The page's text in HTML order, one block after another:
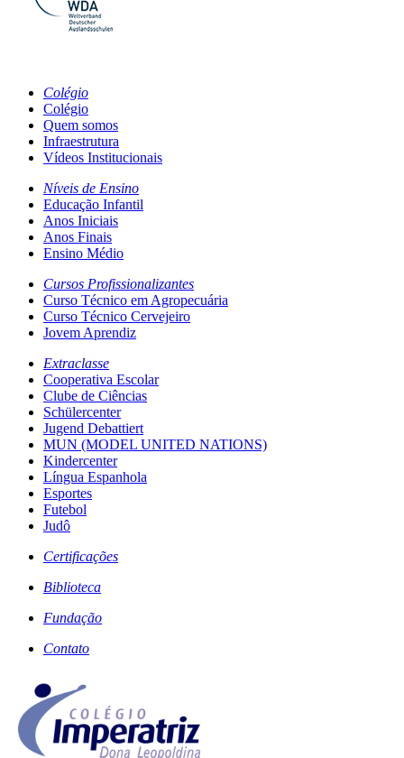
Colégio
Colégio
Quem somos
Infraestrutura
Vídeos Institucionais
Níveis de Ensino
Educação Infantil
Anos Iniciais
Anos Finais
Ensino Médio
Cursos Profissionalizantes
Curso Técnico em Agropecuária
Curso Técnico Cervejeiro
Jovem Aprendiz
Extraclasse
Cooperativa Escolar
Clube de Ciências
Schülercenter
Jugend Debattiert
MUN (MODEL UNITED NATIONS)
Kindercenter
Língua Espanhola
Esportes
Futebol
Judô
Certificações
Biblioteca
Fundação
Contato